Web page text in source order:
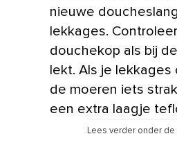
nieuwe
lekkages.
douchekop als bij
lekt. Als je lekkages
de moeren iets
een extra laagje
Lees verder onder